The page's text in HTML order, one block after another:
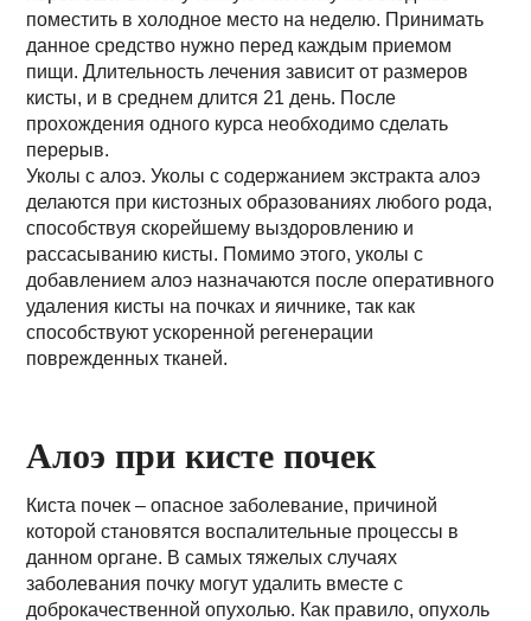
поместить в холодное место на неделю. Принимать
данное средство нужно перед каждым приемом
пищи. Длительность лечения зависит от размеров
кисты, и в среднем длится 21 день. После
прохождения одного курса необходимо сделать
перерыв.
Уколы с алоэ. Уколы с содержанием экстракта алоэ
делаются при кистозных образованиях любого рода,
способствуя скорейшему выздоровлению и
рассасыванию кисты. Помимо этого, уколы с
добавлением алоэ назначаются после оперативного
удаления кисты на почках и яичнике, так как
способствуют ускоренной регенерации
поврежденных тканей.
Алоэ при кисте почек
Киста почек – опасное заболевание, причиной
которой становятся воспалительные процессы в
данном органе. В самых тяжелых случаях
заболевания почку могут удалить вместе с
доброкачественной опухолью. Как правило, опухоль